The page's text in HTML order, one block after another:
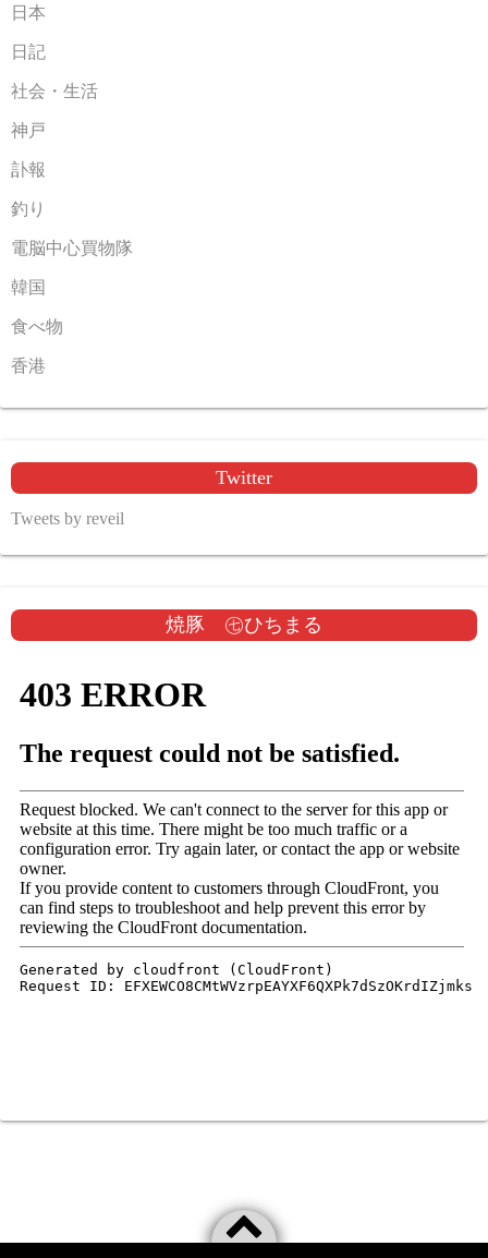
日本
日記
社会・生活
神戸
訃報
釣り
電脳中心買物隊
韓国
食べ物
香港
Twitter
Tweets by reveil
焼豚 ㊆ひちまる